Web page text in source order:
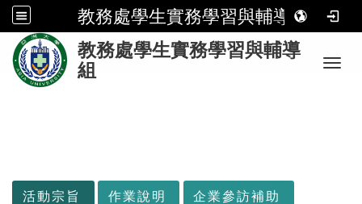
教務處學生實務學習與輔導組
教務處學生實務學習與輔導
組
:::
活動宗旨
作業說明 企業參訪補助